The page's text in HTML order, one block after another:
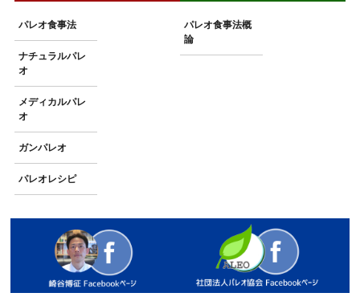
パレオ食事法
ナチュラルパレ
オ
メディカルパレ
オ
ガンパレオ
パレオレシピ
パレオ食事法概
論